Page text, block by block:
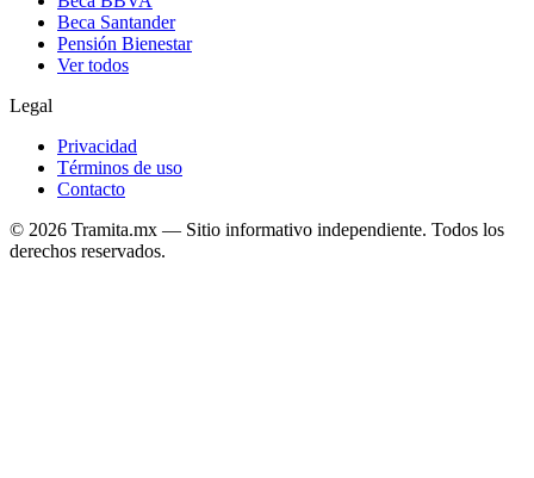
Beca Santander
Pensión Bienestar
Ver todos
Legal
Privacidad
Términos de uso
Contacto
© 2026 Tramita.mx — Sitio informativo independiente. Todos los
derechos reservados.